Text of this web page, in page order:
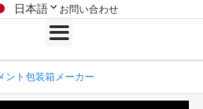
日本語 お問い合わせ
ント包装箱メーカー